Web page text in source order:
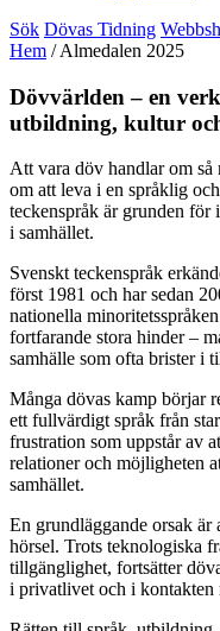
Sök Dövas Tidning
Hem /Almedalen 2025
Dövvärlden – en
utbildning, kultur
Att vara döv handlar om så
om att leva i en språklig
teckenspråk är grunden
i samhället.
Svenskt teckenspråk
först 1981 och har sedan
nationella
fortfarande stora hinder –
samhälle som ofta brister i
Många dövas kamp börjar
ett fullvärdigt språk från
frustration som uppstår av
relationer och möjligheten
samhället.
En grundläggande orsak
hörsel. Trots teknologiska
tillgänglighet, fortsätter
i privatlivet och i kontakten